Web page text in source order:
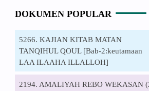
DOKUMEN POPULAR
5266. KAJIAN KITAB MATAN
TANQIHUL QOUL [Bab-2:keutamaan
LAA ILAAHA ILLALLOH]
2194. AMALIYAH REBO WEKASAN